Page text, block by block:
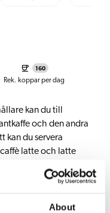
About
160
Rek. koppar per dag
kan du till
och den andra
kan du servera
latte och latte
eller soppa.